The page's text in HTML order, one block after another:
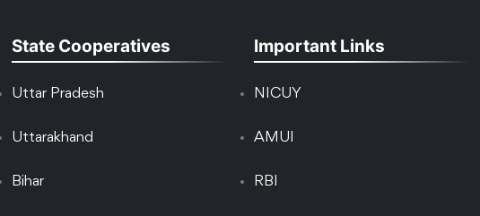
State Cooperatives
Uttar Pradesh
Uttarakhand
Bihar
Important Links
NICUY
AMUI
RBI